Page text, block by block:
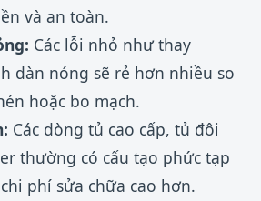
và an toàn.
Các lỗi nhỏ như thay
dàn nóng sẽ rẻ hơn nhiều so
hoặc bo mạch.
Các dòng tủ cao cấp, tủ đôi
thường có cấu tạo phức tạp
phí sửa chữa cao hơn.